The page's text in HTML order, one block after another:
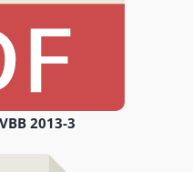
2013-3